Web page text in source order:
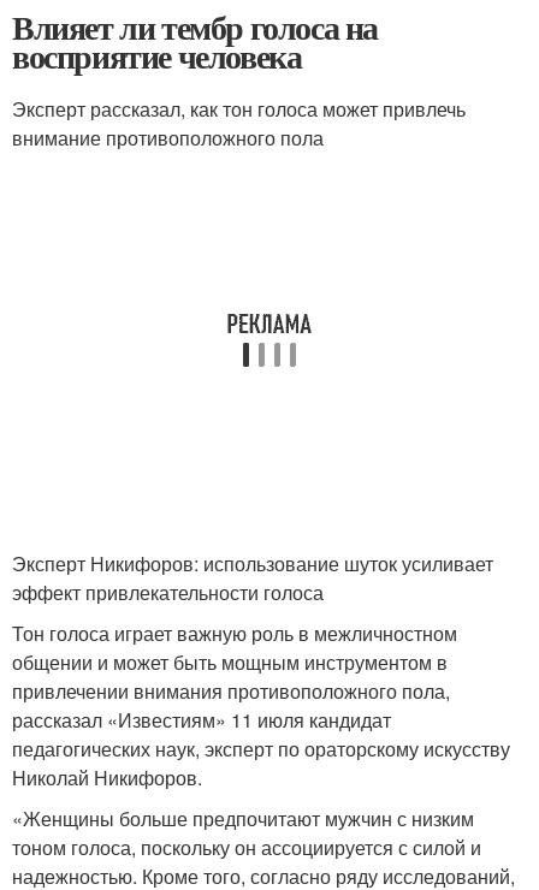
Влияет ли тембр голоса на
восприятие человека
Эксперт рассказал, как тон голоса может привлечь
внимание противоположного пола
Эксперт Никифоров: использование шуток усиливает
эффект привлекательности голоса
Тон голоса играет важную роль в межличностном
общении и может быть мощным инструментом в
привлечении внимания противоположного пола,
рассказал «Известиям» 11 июля кандидат
педагогических наук, эксперт по ораторскому искусству
Николай Никифоров.
«Женщины больше предпочитают мужчин с низким
тоном голоса, поскольку он ассоциируется с силой и
надежностью. Кроме того, согласно ряду исследований,